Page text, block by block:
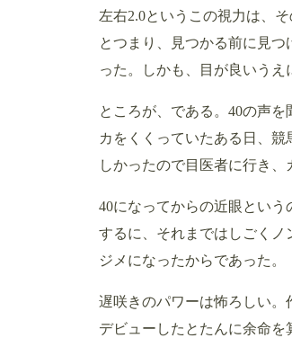
左右2.0というこの視力は、
とつまり、見つかる前に見
った。しかも、目が良いうえ
ところが、である。40の声
カをくくっていたある日、
しかったので目医者に行き、
40になってからの近眼とい
するに、それまではしごく
ジメになったからであった。
遅咲きのパワーは怖ろしい
デビューしたとたんに余命を